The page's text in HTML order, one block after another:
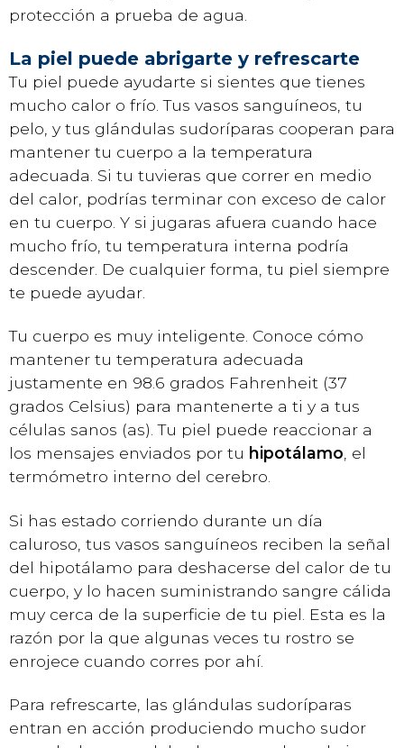
protección a prueba de agua.
La piel puede abrigarte y refrescarte
Tu piel puede ayudarte si sientes que tienes
mucho calor o frío. Tus vasos sanguíneos, tu
pelo, y tus glándulas sudoríparas cooperan para
mantener tu cuerpo a la temperatura
adecuada. Si tu tuvieras que correr en medio
del calor, podrías terminar con exceso de calor
en tu cuerpo. Y si jugaras afuera cuando hace
mucho frío, tu temperatura interna podría
descender. De cualquier forma, tu piel siempre
te puede ayudar.
Tu cuerpo es muy inteligente. Conoce cómo
mantener tu temperatura adecuada
justamente en 98.6 grados Fahrenheit (37
grados Celsius) para mantenerte a ti y a tus
células sanos (as). Tu piel puede reaccionar a
los mensajes enviados por tu hipotálamo , el
termómetro interno del cerebro.
Si has estado corriendo durante un día
caluroso, tus vasos sanguíneos reciben la señal
del hipotálamo para deshacerse del calor de tu
cuerpo, y lo hacen suministrando sangre cálida
muy cerca de la superficie de tu piel. Esta es la
razón por la que algunas veces tu rostro se
enrojece cuando corres por ahí.
Para refrescarte, las glándulas sudoríparas
entran en acción produciendo mucho sudor